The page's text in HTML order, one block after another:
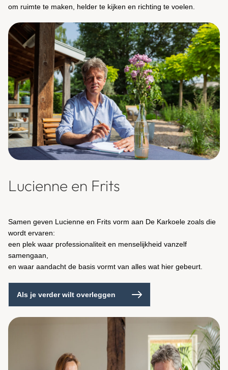
om ruimte te maken, helder te kijken en richting te voelen.
Lucienne en Frits
Samen geven Lucienne en Frits vorm aan De Karkoele zoals die
wordt ervaren:
een plek waar professionaliteit en menselijkheid vanzelf
samengaan,
en waar aandacht de basis vormt van alles wat hier gebeurt.
Als je verder wilt overleggen